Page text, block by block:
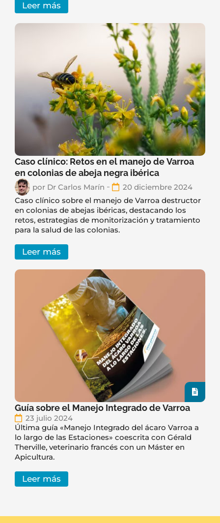
Leer más
Caso clínico: Retos en el manejo de Varroa
en colonias de abeja negra ibérica
por Dr Carlos Marín
20 diciembre 2024
Caso clínico sobre el manejo de Varroa destructor
en colonias de abejas ibéricas, destacando los
retos, estrategias de monitorización y tratamiento
para la salud de las colonias.
Leer más
Guía sobre el Manejo Integrado de Varroa
23 julio 2024
Última guía «Manejo Integrado del ácaro Varroa a
lo largo de las Estaciones» coescrita con Gérald
Therville, veterinario francés con un Máster en
Apicultura.
Leer más